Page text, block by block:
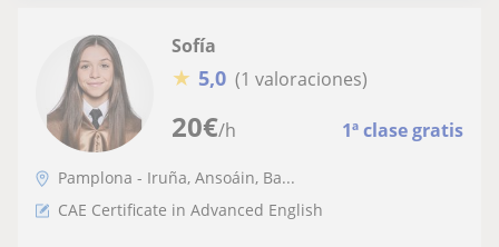
20€/h 1ª clase gratis
Sofía
★ 5,0 (1 valoraciones)
Pamplona - Iruña, Ansoáin, Ba...
CAE Certificate in Advanced English